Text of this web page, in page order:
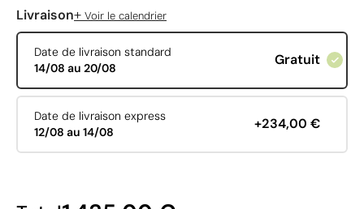
Livraison+ Voir le calendrier
Date de livraison standard
14/08 au 20/08
Gratuit
Date de livraison express
12/08 au 14/08
+234,00 €